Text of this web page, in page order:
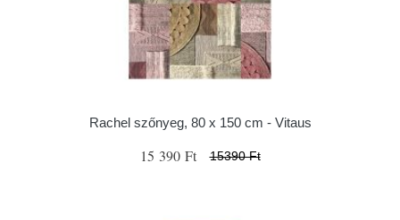
Rachel szőnyeg, 80 x 150 cm - Vitaus
15 390 Ft 15390 Ft